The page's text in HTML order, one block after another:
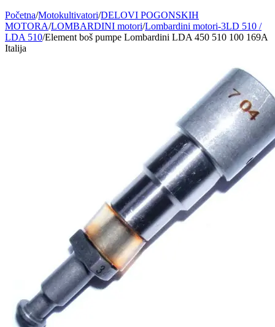
Početna/Motokultivatori/DELOVI POGONSKIH
MOTORA/LOMBARDINI motori/Lombardini motori-3LD 510 /
LDA 510/Element boš pumpe Lombardini LDA 450 510 100 169A
Italija